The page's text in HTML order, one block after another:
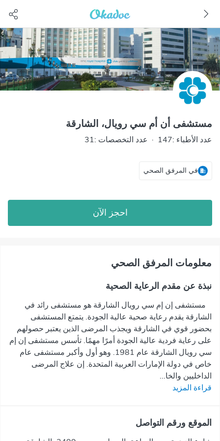
مستشفى أن أم سي رويال، الشارقة
عدد الأطباء :147 · عدد التخصصات :31
في المرفق الصحي
احجز الآن
معلومات المرفق الصحي
نبذة عن مقدم الرعاية الصحية
مستشفى إن إم سي رويال الشارقة هو مستشفى رائد في
الشارقة يقدم رعاية صحية عالية الجودة. يتمتع المستشفى
بحضور قوي في الشارقة ويجذب المرضى الذين يعتبر حصولهم
على رعاية فردية عالية الجودة أمرًا مهمًا. تأسس مستشفى إن إم
سي رويال الشارقة عام 1981. وهو أول وأكبر مستشفى عام
خاص في دولة الإمارات العربية المتحدة. إن علاج المرضى
الداخليين والخا...
قراءة المزيد
الموقع ورقم التواصل